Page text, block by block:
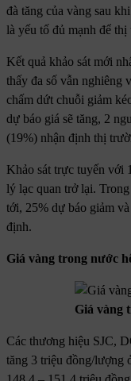
đà tăng của vàng sau
là yếu tố đủ mạnh để
Kết quả khảo sát mới
thấy đa số vẫn nghiêng
chấm dứt chuỗi giảm
dự báo giá sẽ tăng, 2
(19%) nhận định thị
Khảo sát trực tuyến với
lý lạc quan trở lại.
tới, 25% dự báo giảm
định.
Giá vàng trong nước
Giá vàng
Các thương hiệu SJC,
tăng 3 triệu đồng/lượng